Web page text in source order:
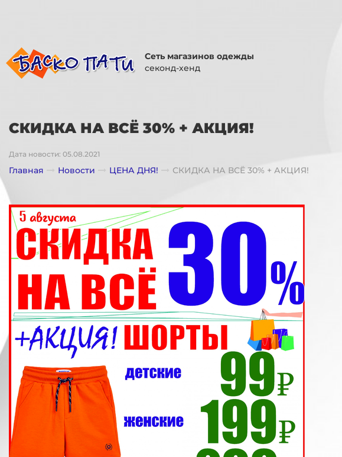
Сеть магазинов одежды
секонд-хенд
СКИДКА НА ВСЁ 30% + АКЦИЯ!
Дата новости: 05.08.2021
Главная Новости ЦЕНА ДНЯ! СКИДКА НА ВСЁ 30% + АКЦИЯ!